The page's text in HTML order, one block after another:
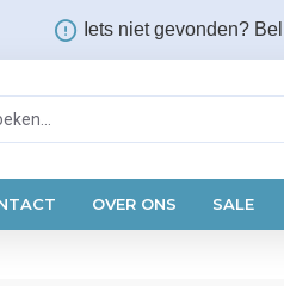
Iets niet gevonden?
OVER ONS SALE